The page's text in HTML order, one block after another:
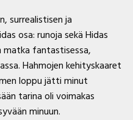
surrealistisen ja
osa: runoja sekä Hidas
matka fantastisessa,
Hahmojen kehityskaaret
loppu jätti minut
tarina oli voimakas
minuun.